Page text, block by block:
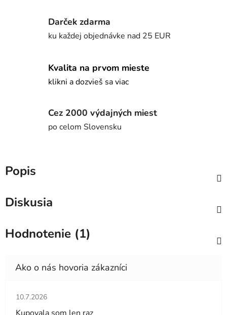
Darček zdarma
ku každej objednávke nad 25 EUR
Kvalita na prvom mieste
klikni a dozvieš sa viac
Cez 2000 výdajných miest
po celom Slovensku
Popis
Diskusia
Hodnotenie (1)
Hodnotenie obchodu je 5 z 5 hviezdičiek.
10.7.2026